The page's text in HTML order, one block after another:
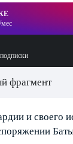
мес
фрагмент
и своего